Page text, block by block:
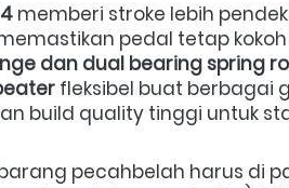
memberi stroke lebih
pedal tetap
dan dual bearing spring
fleksibel buat berbagai
build quality tinggi untuk
pecahbelah harus di